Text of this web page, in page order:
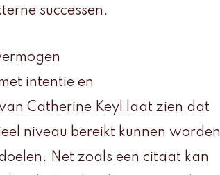
successen.
intentie en
Catherine Keyl laat zien dat
niveau bereikt kunnen worden
Net zoals een citaat kan